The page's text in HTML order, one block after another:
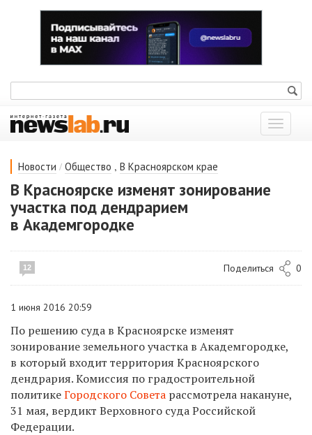
Показать
меню
Новости / Общество , В Красноярском крае
В Красноярске изменят зонирование
участка под дендрарием
в Академгородке
12 Поделиться 0
1 июня 2016 20:59
По решению суда в Красноярске изменят
зонирование земельного участка в Академгородке,
в который входит территория Красноярского
дендрария. Комиссия по градостроительной
политикеГородского Совета рассмотрела накануне,
31 мая, вердикт Верховного суда Российской
Федерации.